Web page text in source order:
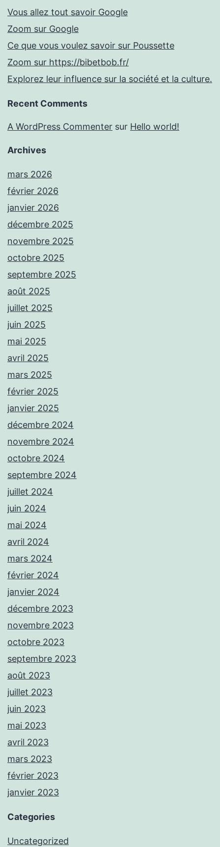
Vous allez tout savoir Google
Zoom sur Google
Ce que vous voulez savoir sur Poussette
Zoom sur https://bibetbob.fr/
Explorez leur influence sur la société et la culture.
Recent Comments
A WordPress Commenter sur Hello world!
Archives
mars 2026
février 2026
janvier 2026
décembre 2025
novembre 2025
octobre 2025
septembre 2025
août 2025
juillet 2025
juin 2025
mai 2025
avril 2025
mars 2025
février 2025
janvier 2025
décembre 2024
novembre 2024
octobre 2024
septembre 2024
juillet 2024
juin 2024
mai 2024
avril 2024
mars 2024
février 2024
janvier 2024
décembre 2023
novembre 2023
octobre 2023
septembre 2023
août 2023
juillet 2023
juin 2023
mai 2023
avril 2023
mars 2023
février 2023
janvier 2023
Categories
Uncategorized